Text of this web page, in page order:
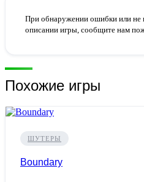
При обнаружении ошибки или не
описании игры, сообщите нам
Похожие игры
ШУТЕРЫ
Boundary